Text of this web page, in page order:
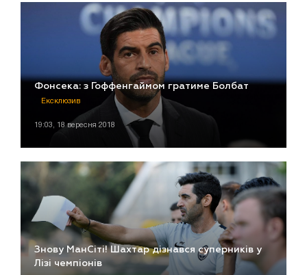
Фонсека: з Гоффенгаймом гратиме Болбат
Ексклюзив
19:03, 18 вересня 2018
Знову МанСіті! Шахтар дізнався суперників у
Лізі чемпіонів